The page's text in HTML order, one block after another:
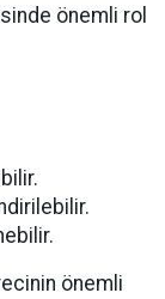
önemli rol
önemli